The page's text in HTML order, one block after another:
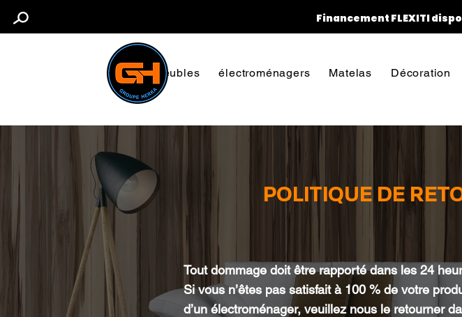
Financement FLEXITI
Meubles électroménagers Matelas Décoration
POLITIQUE DE
Tout dommage doit être rapporté dans les 24
Si vous n’êtes pas satisfait à 100 % de votre
d’un électroménager, veuillez nous le retourner